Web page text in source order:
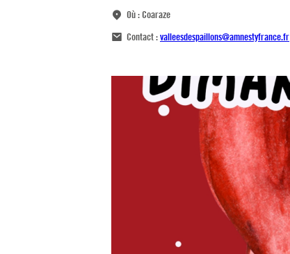
Où :Coaraze
Contact :valleesdespaillons@amnestyfrance.fr